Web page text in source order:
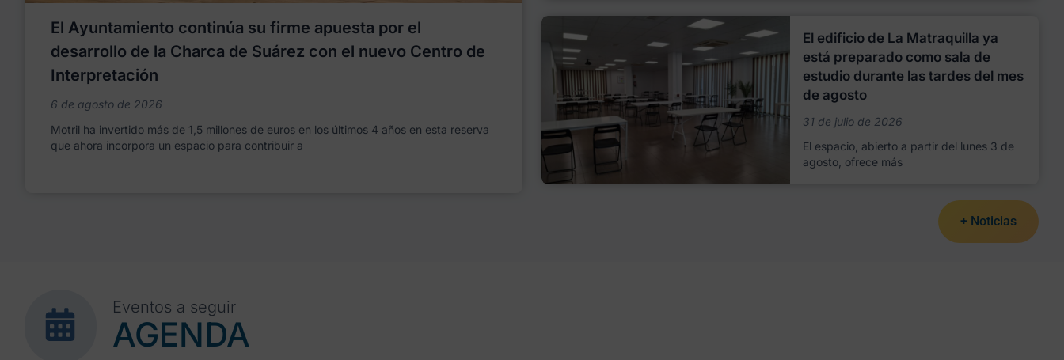
El Ayuntamiento continúa su firme apuesta por el
desarrollo de la Charca de Suárez con el nuevo Centro de
Interpretación
6 de agosto de 2026
Motril ha invertido más de 1,5 millones de euros en los últimos 4 años en esta reserva
que ahora incorpora un espacio para contribuir a
El edificio de La Matraquilla ya
está preparado como sala de
estudio durante las tardes del mes
de agosto
31 de julio de 2026
El espacio, abierto a partir del lunes 3 de
agosto, ofrece más
+ Noticias
Eventos a seguir
AGENDA